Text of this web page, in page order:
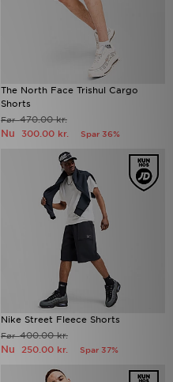
The North Face Trishul Cargo
Shorts
Før470.00 kr.
Nu 300.00 kr. Spar 36%
Nike Street Fleece Shorts
Før400.00 kr.
Nu 250.00 kr. Spar 37%